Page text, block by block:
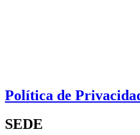
Política de
SEDE